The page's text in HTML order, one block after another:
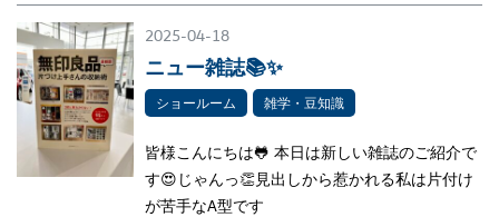
2025-04-18
ニュー雑誌📚✨
ショールーム 雑学・豆知識
皆様こんにちは🐸 本日は新しい雑誌のご紹介で
す😍じゃんっ👏見出しから惹かれる私は片付け
が苦手なA型です